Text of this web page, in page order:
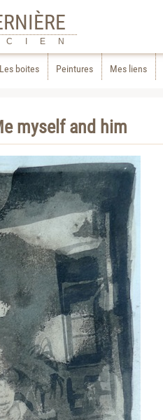
Les boites Peintures Mes liens
myself and him